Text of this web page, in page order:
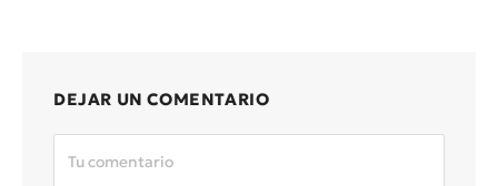
DEJAR UN COMENTARIO